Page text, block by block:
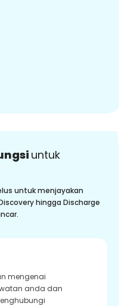
untuk
untuk menjayakan
hingga Discharge
mengenai
anda dan